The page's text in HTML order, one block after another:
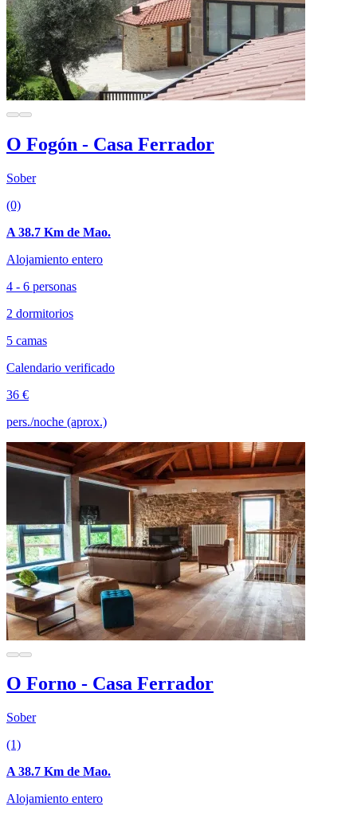
O Fogón - Casa Ferrador
Sober
(0)
A 38.7 Km de Mao.
Alojamiento entero
4 - 6 personas
2 dormitorios
5 camas
Calendario verificado
36 €
pers./noche (aprox.)
O Forno - Casa Ferrador
Sober
(1)
A 38.7 Km de Mao.
Alojamiento entero